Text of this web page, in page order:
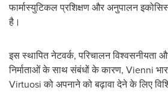
फार्मास्युटिकल प्रशिक्षण और अनुपालन
है।
इस स्थापित नेटवर्क, परिचालन विश्वसनीयता
निर्माताओं के साथ संबंधों के कारण, Vienni
Virtuosi को अपनाने को बढ़ावा देने के लिए